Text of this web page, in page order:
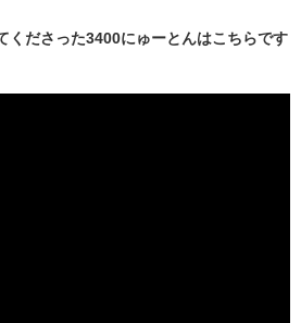
くださった3400にゅーとんはこちらです